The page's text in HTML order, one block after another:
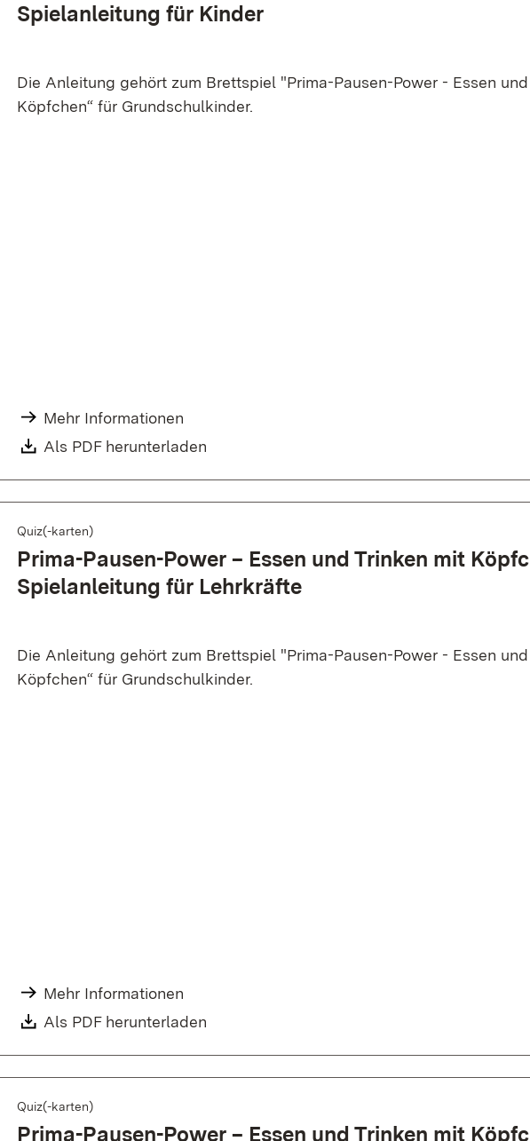
Spielanleitung für Kinder
Die Anleitung gehört zum Brettspiel "Prima-Pausen-Power - Essen
Köpfchen“ für Grundschulkinder.
Mehr Informationen
Als PDF herunterladen
Quiz(-karten)
Prima-Pausen-Power – Essen und Trinken mit
Spielanleitung für Lehrkräfte
Die Anleitung gehört zum Brettspiel "Prima-Pausen-Power - Essen
Köpfchen“ für Grundschulkinder.
Mehr Informationen
Als PDF herunterladen
Quiz(-karten)
Prima-Pausen-Power – Essen und Trinken­ mit